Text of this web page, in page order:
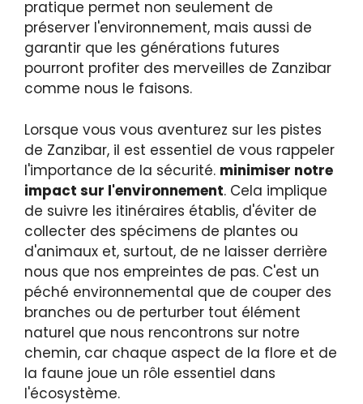
pratique permet non seulement de
préserver l'environnement, mais aussi de
garantir que les générations futures
pourront profiter des merveilles de Zanzibar
comme nous le faisons.
Lorsque vous vous aventurez sur les pistes
de Zanzibar, il est essentiel de vous rappeler
l'importance de la sécurité. minimiser notre
impact sur l'environnement. Cela implique
de suivre les itinéraires établis, d'éviter de
collecter des spécimens de plantes ou
d'animaux et, surtout, de ne laisser derrière
nous que nos empreintes de pas. C'est un
péché environnemental que de couper des
branches ou de perturber tout élément
naturel que nous rencontrons sur notre
chemin, car chaque aspect de la flore et de
la faune joue un rôle essentiel dans
l'écosystème.